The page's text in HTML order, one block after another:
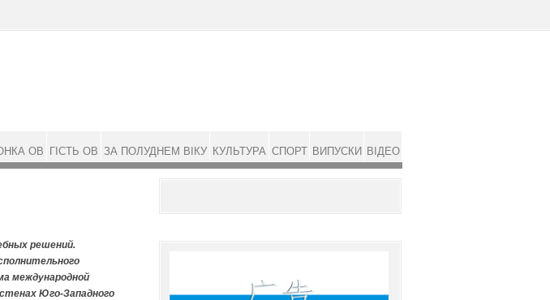
решений.
международной
Юго-Западного
ОВ ГІСТЬ ОВ ЗА ПОЛУДНЕМ ВІКУ КУЛЬТУРА СПОРТ ВИПУСКИ ВІДЕО